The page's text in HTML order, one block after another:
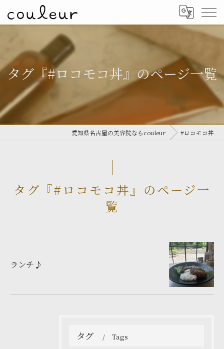
タグ『#ロコモコ丼』のページ一覧
愛知県名古屋の美容院ならcouleur #ロコモコ丼
タグ『#ロコモコ丼』のページ一
覧
ランチ♪
タグ Tags